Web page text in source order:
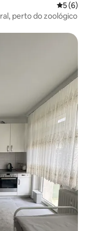
5 de
5 (6)
Moderno, espaçoso, tranquilo, central, perto do zoológico